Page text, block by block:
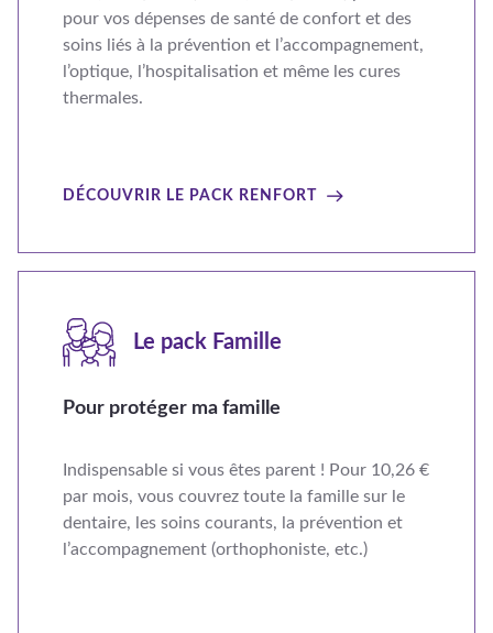
pour vos dépenses de santé de confort et des
soins liés à la prévention et l’accompagnement,
l’optique, l’hospitalisation et même les cures
thermales.
DÉCOUVRIR LE PACK RENFORT
Le pack Famille
Pour protéger ma famille
Indispensable si vous êtes parent ! Pour 10,26 €
par mois, vous couvrez toute la famille sur le
dentaire, les soins courants, la prévention et
l’accompagnement (orthophoniste, etc.)